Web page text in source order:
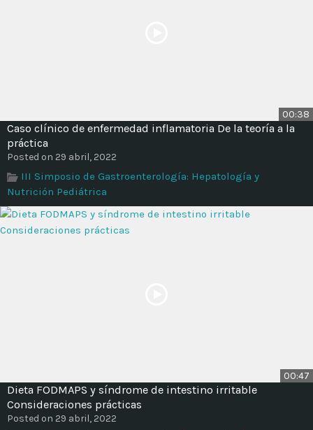
00:38
Caso clínico de enfermedad inflamatoria De la teoría a la
práctica
Posted on 29 abril, 2022
III Simposio de Gastroenterología: Hepatología y
Nutrición Pediátrica
00:47
Dieta FODMAPS y síndrome de intestino irritable
Consideraciones prácticas
Posted on 29 abril, 2022